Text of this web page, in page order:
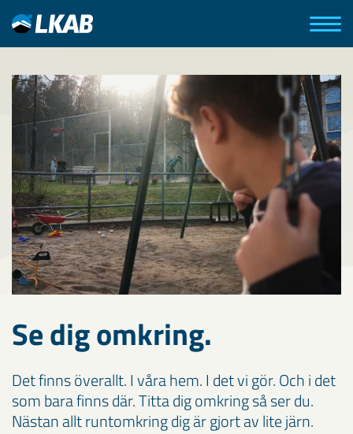
Se dig omkring.
Det finns överallt. I våra hem. I det vi gör. Och i det
som bara finns där. Titta dig omkring så ser du.
Nästan allt runtomkring dig är gjort av lite järn.